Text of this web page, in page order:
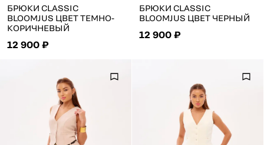
БРЮКИ CLASSIC
BLOOMJUS ЦВЕТ ТЕМНО-
КОРИЧНЕВЫЙ
12 900 ₽
БРЮКИ CLASSIC
BLOOMJUS ЦВЕТ ЧЕРНЫЙ
12 900 ₽